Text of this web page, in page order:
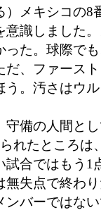
メキシコの8
意識しました
った。球際で
だ、ファース
う。汚さはウ
備の人間と
れたところは
試合ではもう1
無失点で終わ
バーではな